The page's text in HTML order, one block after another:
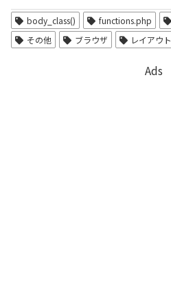
body_class() functions.php
その他
ブラウザ レイアウト
Ads